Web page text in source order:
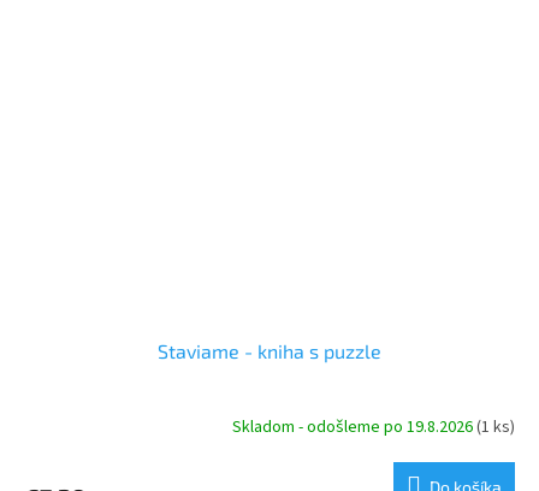
Staviame - kniha s puzzle
Skladom - odošleme po 19.8.2026(1 ks)
Do košíka